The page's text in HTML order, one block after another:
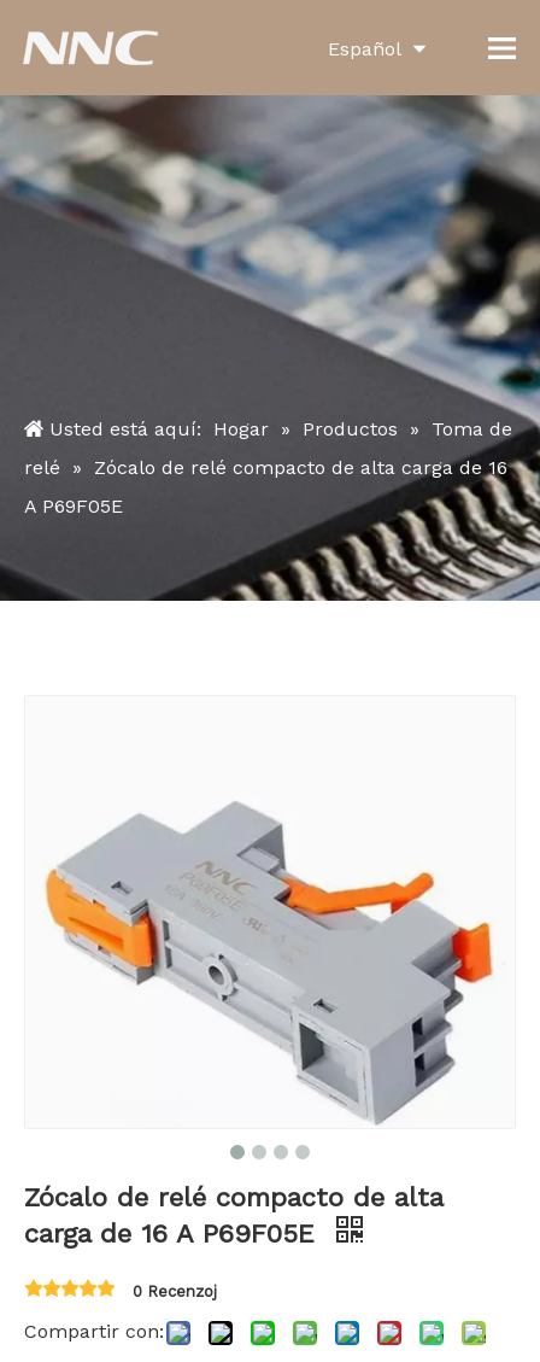
Español
Français
Português
Deutsch
한국어
Türk dili
Bahasa indonesia
Usted está aquí: Hogar » Productos »
Toma de
relé
»
Zócalo de relé compacto de alta carga de 16
A P69F05E
Zócalo de relé compacto de alta
carga de 16 A P69F05E
0 Recenzoj
Compartir con: